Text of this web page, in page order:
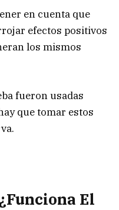
en cuenta que
efectos positivos
los mismos
fueron usadas
que tomar estos
El